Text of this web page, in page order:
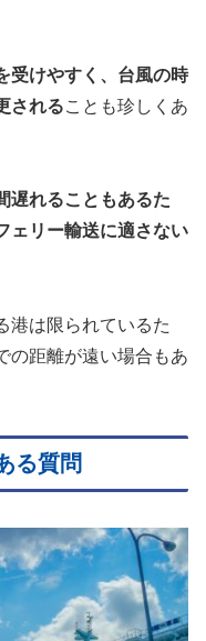
受けやすく、台風の時
されることも珍しくあ
遅れることもあるた
ェリー輸送に適さない
港は限られているた
の距離が遠い場合もあ
る質問